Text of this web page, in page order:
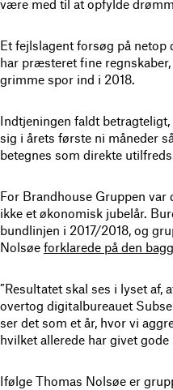
være med til at opfylde
Et fejlslagent forsøg på netop
har præsteret fine
grimme spor ind i 2018.
Indtjeningen faldt
sig i årets første ni måneder
betegnes som direkte
For Brandhouse Gruppen
ikke et økonomisk jubelår.
bundlinjen i 2017/2018, og
Nolsøe forklarede på den
”Resultatet skal ses i lyset af,
overtog digitalbureauet
ser det som et år, hvor vi
hvilket allerede har givet gode
Ifølge Thomas Nolsøe er